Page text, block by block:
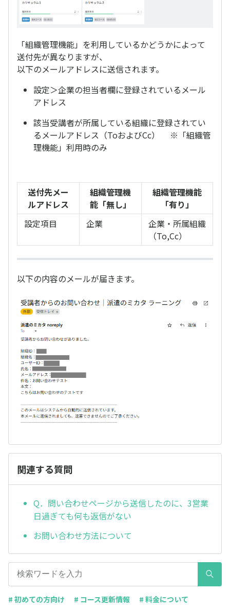
「組織管理機能」を利用しているかどうかによって
送付先が異なりますが、
以下のメールアドレスに送信されます。
設定＞企業の担当者欄に登録されているメール
アドレス
該当受講者が所属している組織に登録されてい
るメールアドレス（ToおよびCc） ※「組織管
理機能」利用時のみ
送付先メー
ルアドレス
組織管理機
能「無し」
組織管理機能
「有り」
設定項目
企業
企業・所属組織
（To,Cc）
以下の内容のメールが届きます。
関連する質問
Q．問い合わせページから送信したのに、3営業
日過ぎても何も返信がない
お問い合わせ方法について
# 初めての方向け # コース更新情報 # 料金について